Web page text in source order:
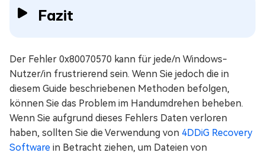
Fazit
Der Fehler 0x80070570 kann für jede/n Windows-
Nutzer/in frustrierend sein. Wenn Sie jedoch die in
diesem Guide beschriebenen Methoden befolgen,
können Sie das Problem im Handumdrehen beheben.
Wenn Sie aufgrund dieses Fehlers Daten verloren
haben, sollten Sie die Verwendung von 4DDiG Recovery
Software in Betracht ziehen, um Dateien von